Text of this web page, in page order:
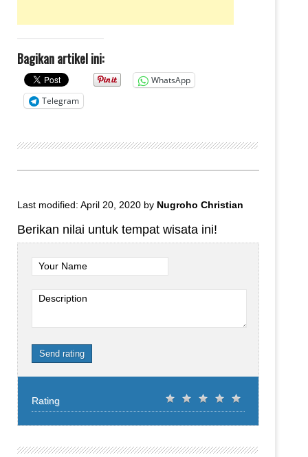
Bagikan artikel ini:
WhatsApp
Telegram
Last modified: April 20, 2020 by Nugroho Christian
Berikan nilai untuk tempat wisata ini!
Your Name
Description
Send rating
Rating